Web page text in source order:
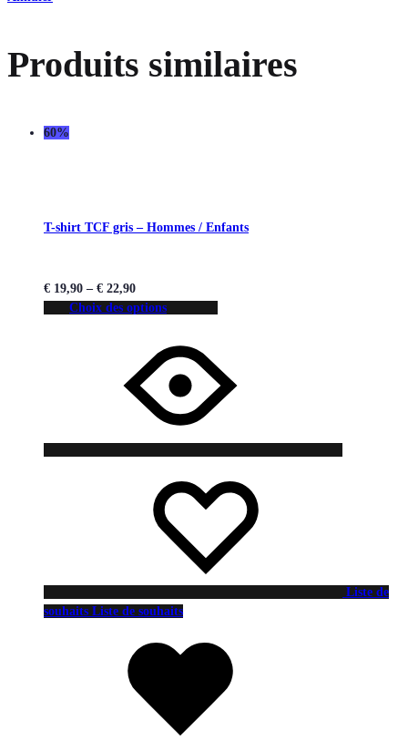
Produits similaires
60%
T-shirt TCF gris – Hommes / Enfants
€ 19,90 – € 22,90
Choix des options
Liste de
souhaits Liste de souhaits